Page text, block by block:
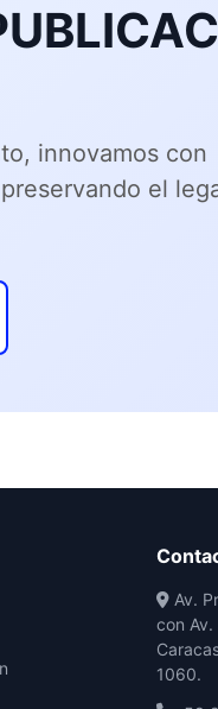
innovamos con
el
Av.
con Av.
1060.